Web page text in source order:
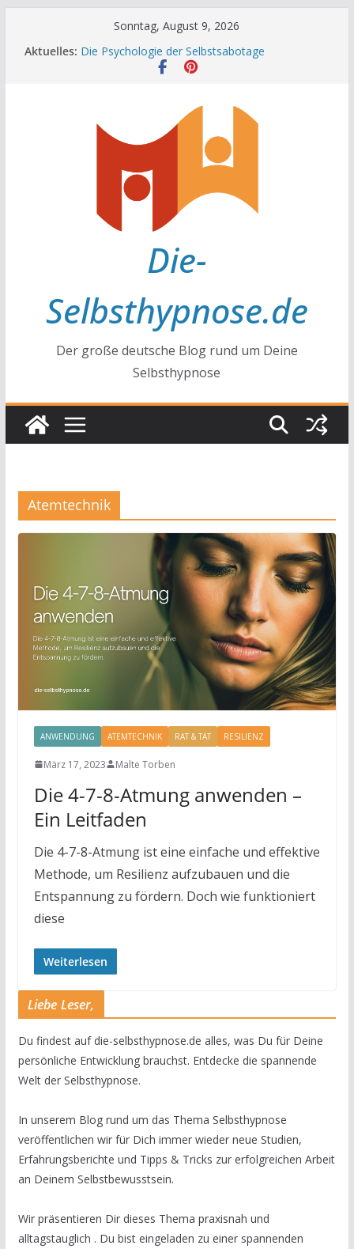
Sonntag, August 9, 2026
Aktuelles: Die Psychologie der Selbstsabotage
Die Wissenschaft hinter Neugier und Kreativität
Die Wissenschaft der Gewohnheiten
Achtsamkeit im Alltag
Die-
Selbsthypnose.de
Der große deutsche Blog rund um Deine
Selbsthypnose
Atemtechnik
ANWENDUNG ATEMTECHNIK RAT & TAT RESILIENZ
März 17, 2023 Malte Torben
Die 4-7-8-Atmung anwenden –
Ein Leitfaden
Die 4-7-8-Atmung ist eine einfache und effektive
Methode, um Resilienz aufzubauen und die
Entspannung zu fördern. Doch wie funktioniert
diese
Weiterlesen
Liebe Leser,
Du findest auf die-selbsthypnose.de alles, was Du für Deine
persönliche Entwicklung brauchst. Entdecke die spannende
Welt der Selbsthypnose.
In unserem Blog rund um das Thema Selbsthypnose
veröffentlichen wir für Dich immer wieder neue Studien,
Erfahrungsberichte und Tipps & Tricks zur erfolgreichen Arbeit
an Deinem Selbstbewusstsein.
Wir präsentieren Dir dieses Thema praxisnah und
alltagstauglich . Du bist eingeladen zu einer spannenden